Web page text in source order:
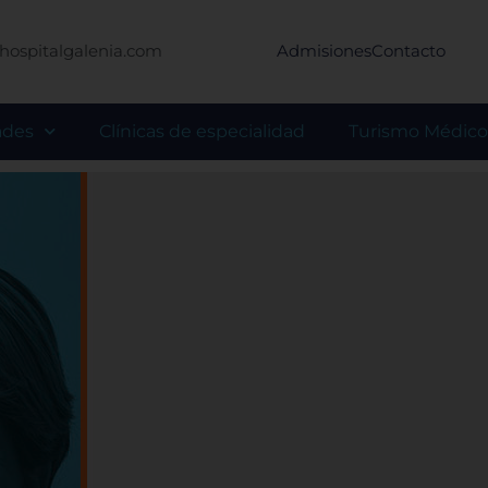
AdmisionesContacto
Clínicas de especialidad Turismo Médico